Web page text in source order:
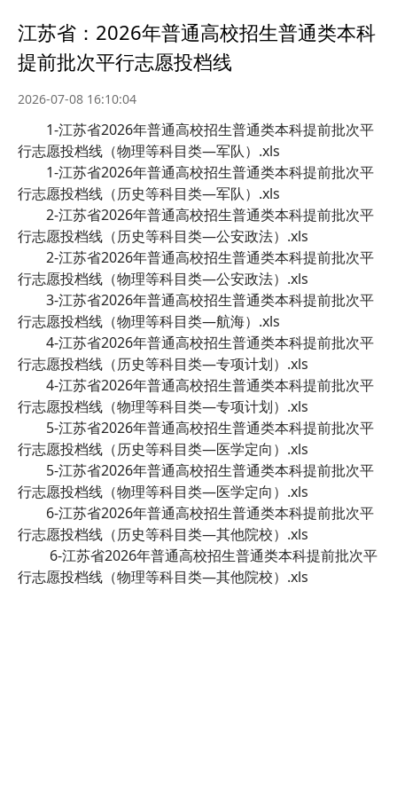
江苏省：2026年普通高校招生普通类本科
提前批次平行志愿投档线
2026-07-08 16:10:04
1-江苏省2026年普通高校招生普通类本科提前批次平
行志愿投档线（物理等科目类—军队）.xls
1-江苏省2026年普通高校招生普通类本科提前批次平
行志愿投档线（历史等科目类—军队）.xls
2-江苏省2026年普通高校招生普通类本科提前批次平
行志愿投档线（历史等科目类—公安政法）.xls
2-江苏省2026年普通高校招生普通类本科提前批次平
行志愿投档线（物理等科目类—公安政法）.xls
3-江苏省2026年普通高校招生普通类本科提前批次平
行志愿投档线（物理等科目类—航海）.xls
4-江苏省2026年普通高校招生普通类本科提前批次平
行志愿投档线（历史等科目类—专项计划）.xls
4-江苏省2026年普通高校招生普通类本科提前批次平
行志愿投档线（物理等科目类—专项计划）.xls
5-江苏省2026年普通高校招生普通类本科提前批次平
行志愿投档线（历史等科目类—医学定向）.xls
5-江苏省2026年普通高校招生普通类本科提前批次平
行志愿投档线（物理等科目类—医学定向）.xls
6-江苏省2026年普通高校招生普通类本科提前批次平
行志愿投档线（历史等科目类—其他院校）.xls
6-江苏省2026年普通高校招生普通类本科提前批次平
行志愿投档线（物理等科目类—其他院校）.xls